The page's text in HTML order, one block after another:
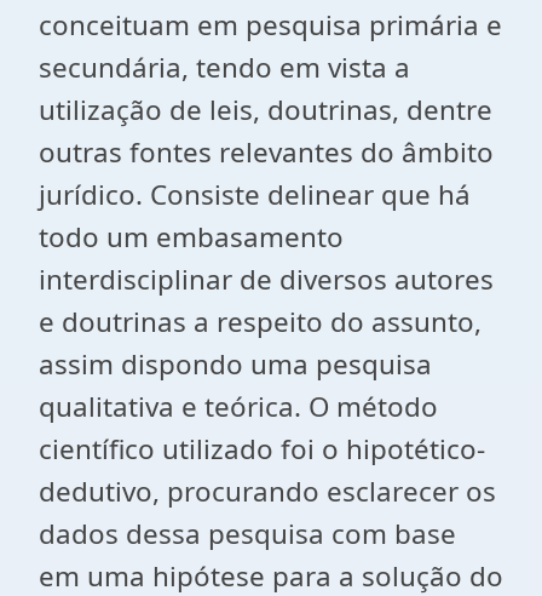
conceituam em pesquisa primária e
secundária, tendo em vista a
utilização de leis, doutrinas, dentre
outras fontes relevantes do âmbito
jurídico. Consiste delinear que há
todo um embasamento
interdisciplinar de diversos autores
e doutrinas a respeito do assunto,
assim dispondo uma pesquisa
qualitativa e teórica. O método
científico utilizado foi o hipotético-
dedutivo, procurando esclarecer os
dados dessa pesquisa com base
em uma hipótese para a solução do